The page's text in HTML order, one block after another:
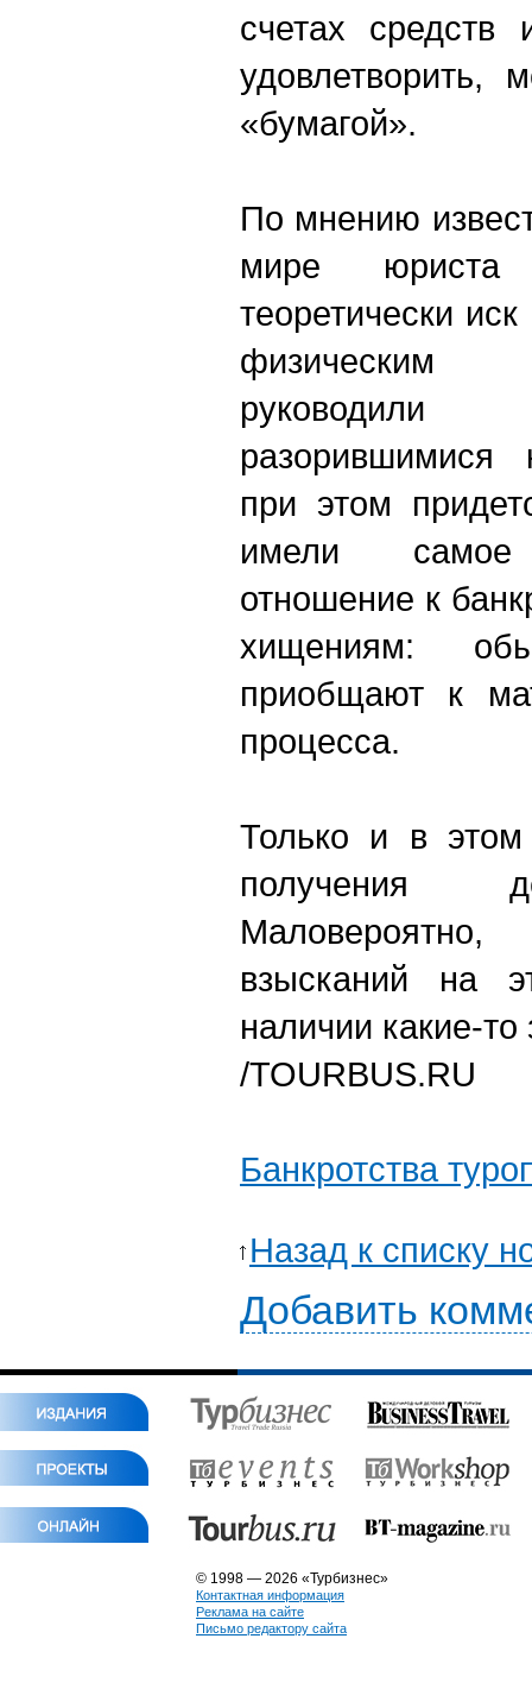
счетах средств
удовлетворить,
«бумагой».
По мнению
мире юриста
теоретически
физическим
разорившимися
при этом
имели самое
отношение к
хищениям:
приобщают к
процесса.
Только и в этом
получения
взысканий на
наличии какие-
/TOURBUS.RU
Банкротства
Назад к списку
Добавить
© 1998 — 2026 «Турбизнес»
Контактная информация
Реклама на сайте
Письмо редактору сайта